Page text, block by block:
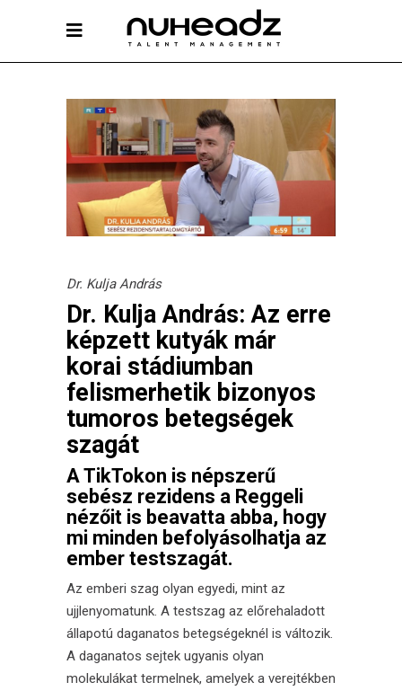
Dr. Kulja András
Dr. Kulja András: Az erre
képzett kutyák már
korai stádiumban
felismerhetik bizonyos
tumoros betegségek
szagát
A TikTokon is népszerű
sebész rezidens a Reggeli
nézőit is beavatta abba, hogy
mi minden befolyásolhatja az
ember testszagát.
Az emberi szag olyan egyedi, mint az
ujjlenyomatunk. A testszag az előrehaladott
állapotú daganatos betegségeknél is változik.
A daganatos sejtek ugyanis olyan
molekulákat termelnek, amelyek a verejtékben